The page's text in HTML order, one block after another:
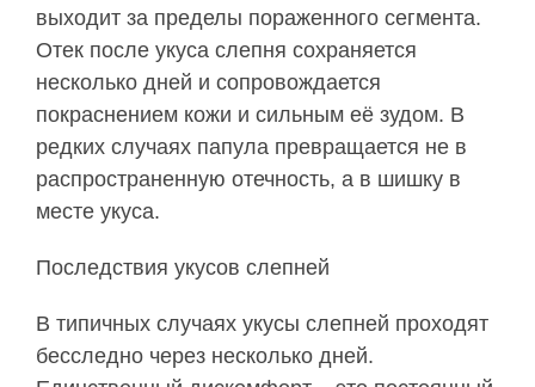
выходит за пределы пораженного сегмента.
Отек после укуса слепня сохраняется
несколько дней и сопровождается
покраснением кожи и сильным её зудом. В
редких случаях папула превращается не в
распространенную отечность, а в шишку в
месте укуса.
Последствия укусов слепней
В типичных случаях укусы слепней проходят
бесследно через несколько дней.